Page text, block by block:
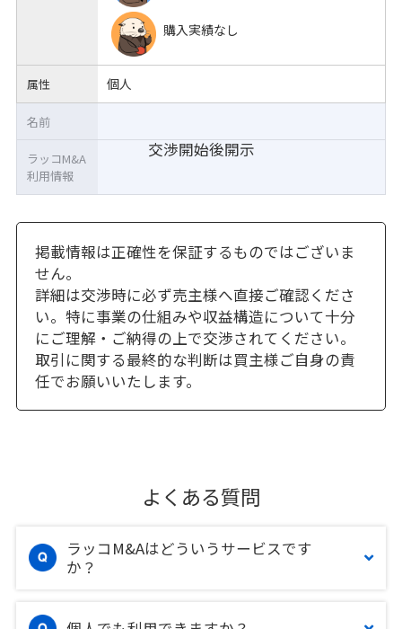
購入実績なし
属性 個人
交渉開始後開示
名前
ラッコM&A
利用情報
掲載情報は正確性を保証するものではございま
せん。
詳細は交渉時に必ず売主様へ直接ご確認くださ
い。特に事業の仕組みや収益構造について十分
にご理解・ご納得の上で交渉されてください。
取引に関する最終的な判断は買主様ご自身の責
任でお願いいたします。
よくある質問
ラッコM&Aはどういうサービスです
か？